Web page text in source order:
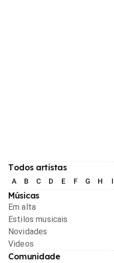
Todos artistas
A B C D E F G H I
Músicas
Em alta
Estilos musicais
Novidades
Videos
Comunidade